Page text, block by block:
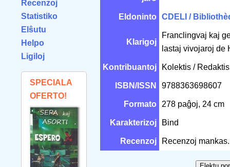
Recenzoj
Statistiko
Elŝutu
Helpo
Ligiloj
SPECIALA
OFERTO!
Eldoninto CDELI /
Klarigoj
Franclingvaj kaj
lastaj vivojaroj de
Kontribuantoj Kolektis /
ISBN/ISSN 9788363698607
Formato 278 paĝoj, 24 cm
Karakterizoj Bind
Recenzoj Recenzoj mankas.